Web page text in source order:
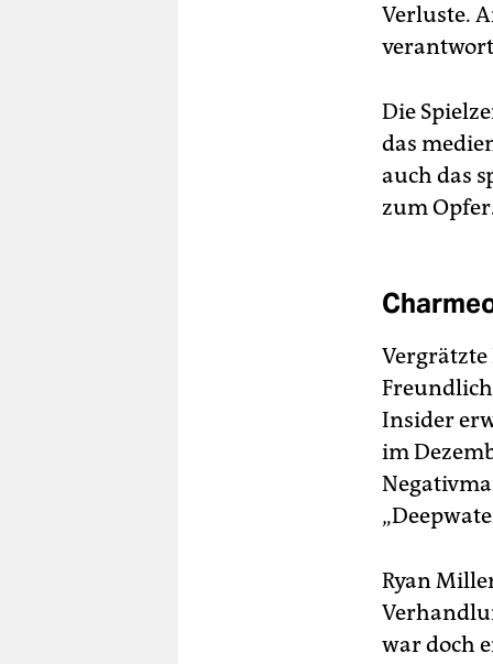
Verluste.
Die
das
auch das
zum
Insider
im
Ryan
war doch